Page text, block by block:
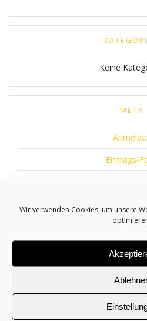
Wir verwenden Cookies, um unsere
Keine
META
Eintrags-
Erstellt durchKant-